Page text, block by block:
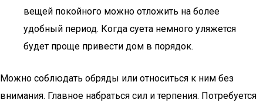
вещей покойного можно отложить на более
удобный период. Когда суета немного уляжется
будет проще привести дом в порядок.
Можно соблюдать обряды или относиться к ним без
внимания. Главное набраться сил и терпения. Потребуется